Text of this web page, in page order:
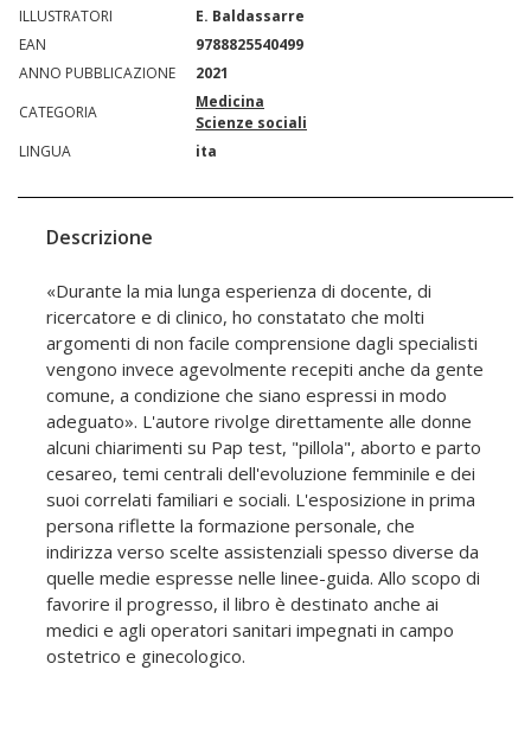
ILLUSTRATORI
E. Baldassarre
EAN
9788825540499
ANNO PUBBLICAZIONE
2021
CATEGORIA
Medicina
Scienze sociali
LINGUA
ita
Descrizione
«Durante la mia lunga esperienza di docente, di
ricercatore e di clinico, ho constatato che molti
argomenti di non facile comprensione dagli specialisti
vengono invece agevolmente recepiti anche da gente
comune, a condizione che siano espressi in modo
adeguato». L'autore rivolge direttamente alle donne
alcuni chiarimenti su Pap test, "pillola", aborto e parto
cesareo, temi centrali dell'evoluzione femminile e dei
suoi correlati familiari e sociali. L'esposizione in prima
persona riflette la formazione personale, che
indirizza verso scelte assistenziali spesso diverse da
quelle medie espresse nelle linee-guida. Allo scopo di
favorire il progresso, il libro è destinato anche ai
medici e agli operatori sanitari impegnati in campo
ostetrico e ginecologico.